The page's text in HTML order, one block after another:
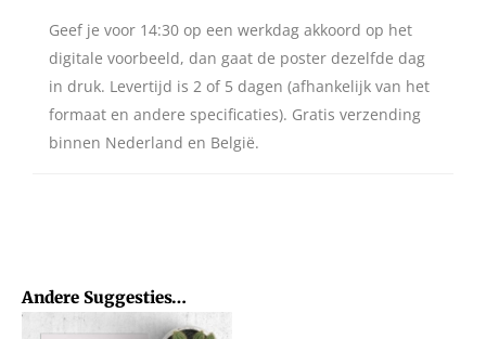
Geef je voor 14:30 op een werkdag akkoord op het
digitale voorbeeld, dan gaat de poster dezelfde dag
in druk. Levertijd is 2 of 5 dagen (afhankelijk van het
formaat en andere specificaties). Gratis verzending
binnen Nederland en België.
Andere Suggesties…